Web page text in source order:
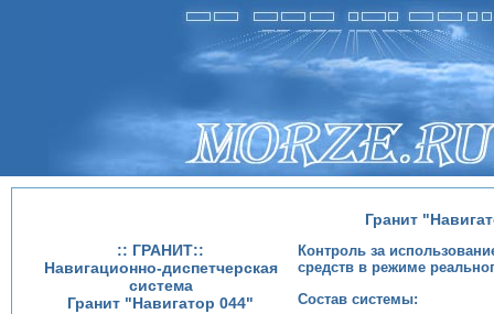
:: ГРАНИТ::
Навигационно-диспетчерская
система
Гранит "Навигатор 044"
Гранит
Контроль за
средств в режиме
Состав системы: